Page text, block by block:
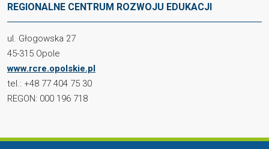
REGIONALNE CENTRUM ROZWOJU EDUKACJI
ul. Głogowska 27
45-315 Opole
www.rcre.opolskie.pl
tel.: +48 77 404 75 30
REGON: 000 196 718